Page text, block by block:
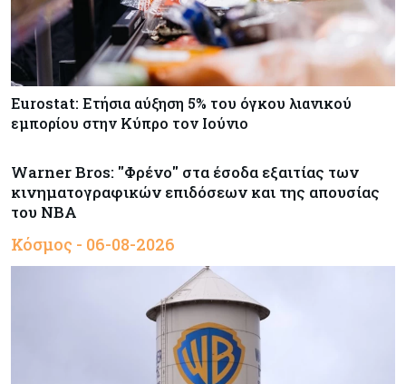
Eurostat: Ετήσια αύξηση 5% του όγκου λιανικού
εμπορίου στην Κύπρο τον Ιούνιο
Warner Bros: "Φρένο" στα έσοδα εξαιτίας των
κινηματογραφικών επιδόσεων και της απουσίας
του NBA
Κόσμος - 06-08-2026